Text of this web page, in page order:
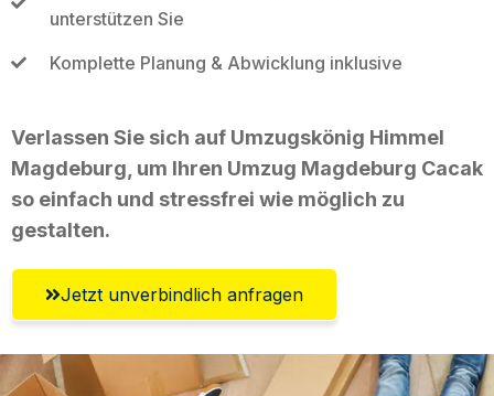
unterstützen Sie
Komplette Planung & Abwicklung inklusive
Verlassen Sie sich auf Umzugskönig Himmel
Magdeburg, um Ihren Umzug Magdeburg Cacak
so einfach und stressfrei wie möglich zu
gestalten.
Jetzt unverbindlich anfragen